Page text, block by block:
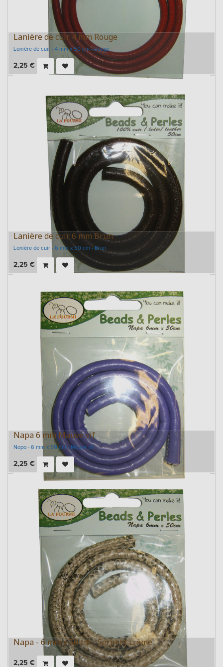
Lanière de cuir 4 mm Rouge
Lanière de cuir - 4 mm x 50 cm - Rouge
2,25 €
Lanière de cuir 6 mm Brun
Lanière de cuir - 6 mm x 50 cm - Brun
2,25 €
Napa 6 mm Mauve vif
Napa - 6 mm x 50 cm - Mauve vif
2,25 €
Napa - 6 mm x 50 cm - Serpent crème
2,25 €